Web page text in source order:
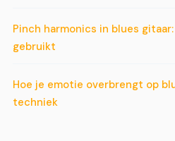
Pinch harmonics in blues
gebruikt
Hoe je emotie overbrengt op
techniek